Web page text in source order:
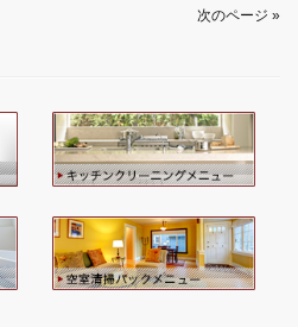
次のページ »